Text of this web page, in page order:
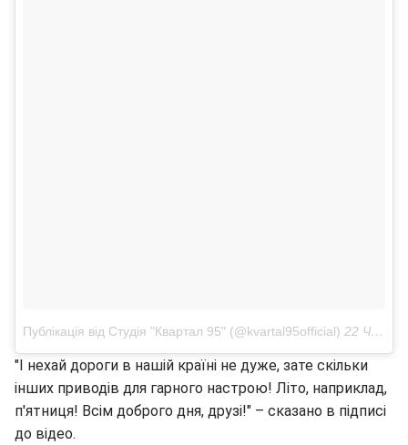
Публікація від Студія "Квартал 95" (@kvartal95official) 22 Чер 2018 в 12:41 PDT
"І нехай дороги в нашій країні не дуже, зате скільки
інших приводів для гарного настрою! Літо, наприклад,
п'ятниця! Всім доброго дня, друзі!" – сказано в підписі
до відео.